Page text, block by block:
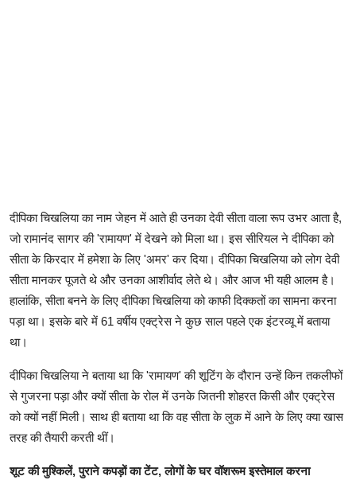
दीपिका चिखलिया का नाम जेहन में आते ही उनका देवी सीता वाला रूप उभर आता है,
जो रामानंद सागर की 'रामायण' में देखने को मिला था। इस सीरियल ने दीपिका को
सीता के किरदार में हमेशा के लिए 'अमर' कर दिया। दीपिका चिखलिया को लोग देवी
सीता मानकर पूजते थे और उनका आशीर्वाद लेते थे। और आज भी यही आलम है।
हालांकि, सीता बनने के लिए दीपिका चिखलिया को काफी दिक्कतों का सामना करना
पड़ा था। इसके बारे में 61 वर्षीय एक्ट्रेस ने कुछ साल पहले एक इंटरव्यू में बताया
था।
दीपिका चिखलिया ने बताया था कि 'रामायण' की शूटिंग के दौरान उन्हें किन तकलीफों
से गुजरना पड़ा और क्यों सीता के रोल में उनके जितनी शोहरत किसी और एक्ट्रेस
को क्यों नहीं मिली। साथ ही बताया था कि वह सीता के लुक में आने के लिए क्या खास
तरह की तैयारी करती थीं।
शूट की मुश्किलें, पुराने कपड़ों का टेंट, लोगों के घर वॉशरूम इस्तेमाल करना